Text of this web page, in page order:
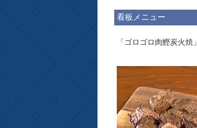
看板メニュー
「ゴロゴロ肉鰹炭火焼」